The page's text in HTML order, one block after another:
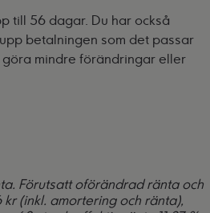
till 56 dagar. Du har också
betalningen som det passar
mindre förändringar eller
Förutsatt oförändrad ränta och
(inkl. amortering och ränta),